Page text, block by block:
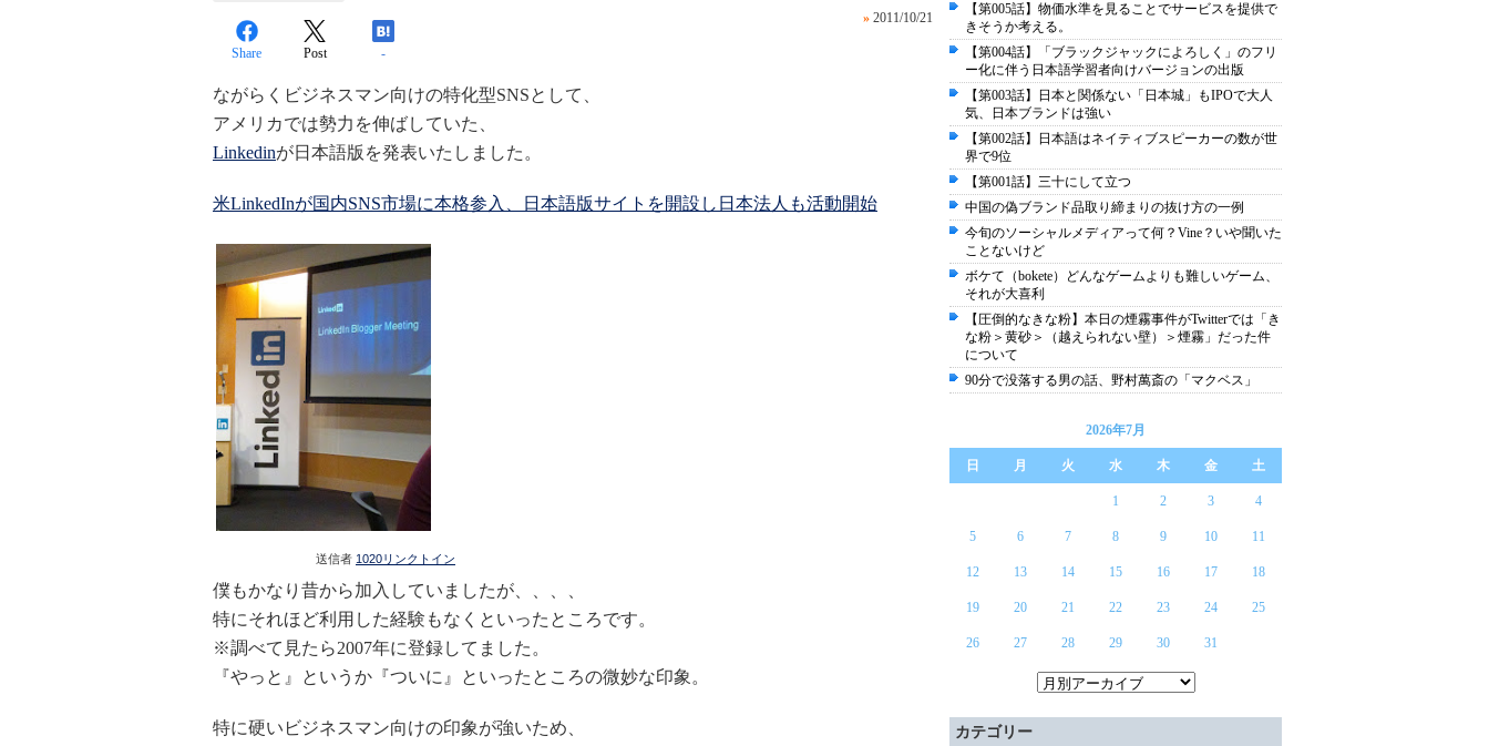
» 2011/10/21
Share Post -
ながらくビジネスマン向けの特化型SNSとして、
アメリカでは勢力を伸ばしていた、
Linkedinが日本語版を発表いたしました。
米LinkedInが国内SNS市場に本格参入、日本語版サイトを開設し日本法人も活動開始
送信者 1020リンクトイン
僕もかなり昔から加入していましたが、、、、
特にそれほど利用した経験もなくといったところです。
※調べて見たら2007年に登録してました。
『やっと』というか『ついに』といったところの微妙な印象。
特に硬いビジネスマン向けの印象が強いため、
【第005話】物価水準を見ることでサービスを提供で
きそうか考える。
【第004話】「ブラックジャックによろしく」のフリ
ー化に伴う日本語学習者向けバージョンの出版
【第003話】日本と関係ない「日本城」もIPOで大人
気、日本ブランドは強い
【第002話】日本語はネイティブスピーカーの数が世
界で9位
【第001話】三十にして立つ
中国の偽ブランド品取り締まりの抜け方の一例
今旬のソーシャルメディアって何？Vine？いや聞いた
ことないけど
ボケて（bokete）どんなゲームよりも難しいゲーム、
それが大喜利
【圧倒的なきな粉】本日の煙霧事件がTwitterでは「き
な粉＞黄砂＞（越えられない壁）＞煙霧」だった件
について
90分で没落する男の話、野村萬斎の「マクベス」
2026年7月
日 月 火 水 木 金 土
1 2 3 4
5 6 7 8 9 10 11
12 13 14 15 16 17 18
19 20 21 22 23 24 25
26 27 28 29 30 31
カテゴリー